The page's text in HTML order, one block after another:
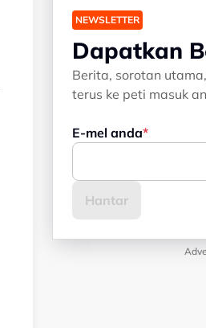
NEWSLETTER
Dapatkan
Berita, sorotan
terus ke peti masuk
E-mel anda